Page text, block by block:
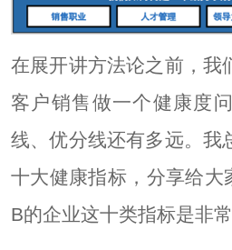
在展开讲方法论之前，我
客户销售做一个健康度
线、优分线还有多远。我
十大健康指标，分享给大
B的企业这十类指标是非常